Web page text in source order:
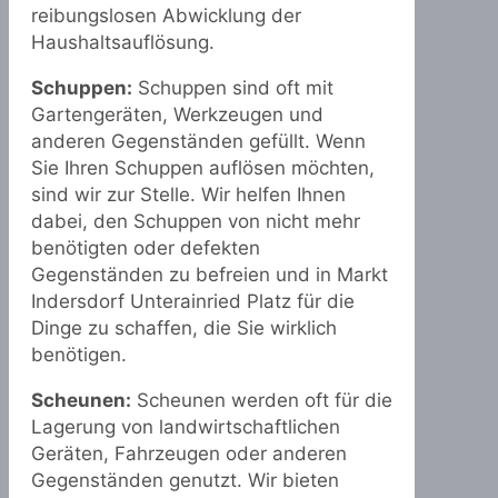
reibungslosen Abwicklung der
Haushaltsauflösung.
Schuppen: Schuppen sind oft mit
Gartengeräten, Werkzeugen und
anderen Gegenständen gefüllt. Wenn
Sie Ihren Schuppen auflösen möchten,
sind wir zur Stelle. Wir helfen Ihnen
dabei, den Schuppen von nicht mehr
benötigten oder defekten
Gegenständen zu befreien und in Markt
Indersdorf Unterainried Platz für die
Dinge zu schaffen, die Sie wirklich
benötigen.
Scheunen: Scheunen werden oft für die
Lagerung von landwirtschaftlichen
Geräten, Fahrzeugen oder anderen
Gegenständen genutzt. Wir bieten